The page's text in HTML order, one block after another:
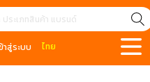
าสู่ระบบ ไทย